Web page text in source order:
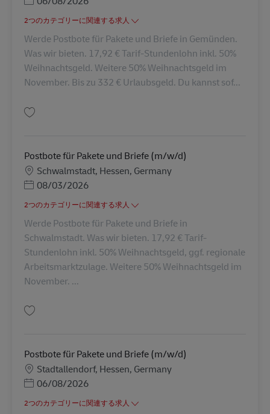
2つのカテゴリーに関連する求人
Werde Postbote für Pakete und Briefe in Gemünden.
Was wir bieten. 17,92 € Tarif-Stundenlohn inkl. 50%
Weihnachtsgeld. Weitere 50% Weihnachtsgeld im
November. Bis zu 332 € Urlaubsgeld. Du kannst sof...
Postbote für Pakete und Briefe (m/w/d)
勤務地
Schwalmstadt, Hessen, Germany
Posted Date
08/03/2026
2つのカテゴリーに関連する求人
Werde Postbote für Pakete und Briefe in
Schwalmstadt. Was wir bieten. 17,92 € Tarif-
Stundenlohn inkl. 50% Weihnachtsgeld, ggf. regionale
Arbeitsmarktzulage. Weitere 50% Weihnachtsgeld im
November. ...
Postbote für Pakete und Briefe (m/w/d)
勤務地
Stadtallendorf, Hessen, Germany
Posted Date
06/08/2026
2つのカテゴリーに関連する求人